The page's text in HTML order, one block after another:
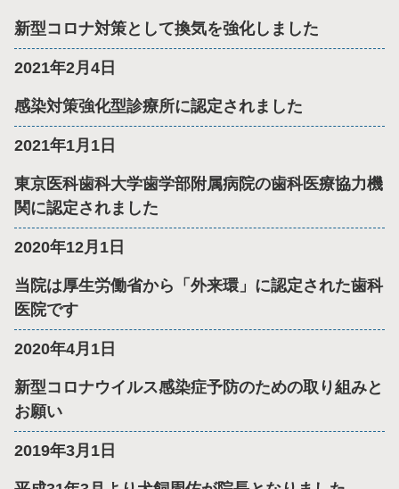
新型コロナ対策として換気を強化しました
2021年2月4日
感染対策強化型診療所に認定されました
2021年1月1日
東京医科歯科大学歯学部附属病院の歯科医療協力機
関に認定されました
2020年12月1日
当院は厚生労働省から「外来環」に認定された歯科
医院です
2020年4月1日
新型コロナウイルス感染症予防のための取り組みと
お願い
2019年3月1日